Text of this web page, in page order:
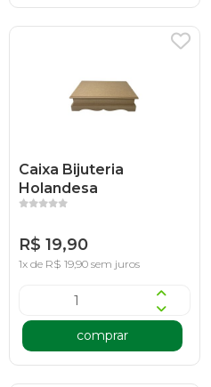
Caixa Bijuteria
Holandesa
R$ 19,90
1x de R$ 19,90 sem juros
comprar